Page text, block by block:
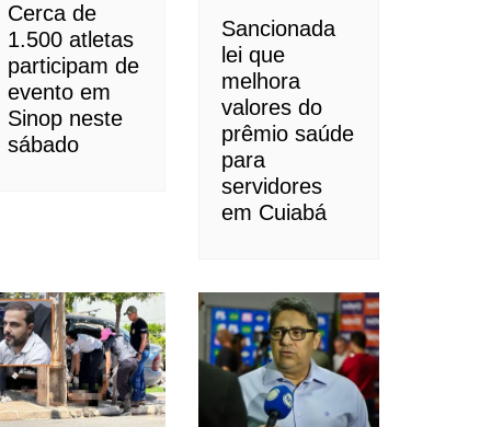
Cerca de
1.500 atletas
participam de
evento em
Sinop neste
sábado
Sancionada
lei que
melhora
valores do
prêmio saúde
para
servidores
em Cuiabá